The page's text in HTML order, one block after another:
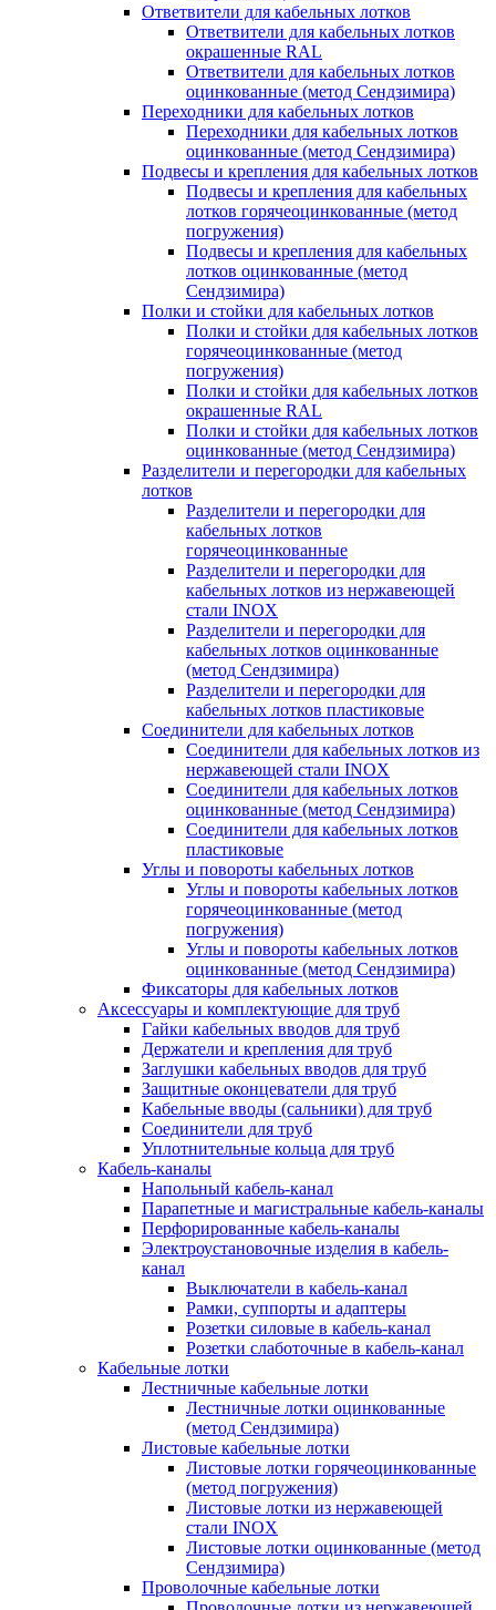
Ответвители для кабельных лотков
Ответвители для кабельных лотков
окрашенные RAL
Ответвители для кабельных лотков
оцинкованные (метод Сендзимира)
Переходники для кабельных лотков
Переходники для кабельных лотков
оцинкованные (метод Сендзимира)
Подвесы и крепления для кабельных лотков
Подвесы и крепления для кабельных
лотков горячеоцинкованные (метод
погружения)
Подвесы и крепления для кабельных
лотков оцинкованные (метод
Сендзимира)
Полки и стойки для кабельных лотков
Полки и стойки для кабельных лотков
горячеоцинкованные (метод
погружения)
Полки и стойки для кабельных лотков
окрашенные RAL
Полки и стойки для кабельных лотков
оцинкованные (метод Сендзимира)
Разделители и перегородки для кабельных
лотков
Разделители и перегородки для
кабельных лотков
горячеоцинкованные
Разделители и перегородки для
кабельных лотков из нержавеющей
стали INOX
Разделители и перегородки для
кабельных лотков оцинкованные
(метод Сендзимира)
Разделители и перегородки для
кабельных лотков пластиковые
Соединители для кабельных лотков
Соединители для кабельных лотков из
нержавеющей стали INOX
Соединители для кабельных лотков
оцинкованные (метод Сендзимира)
Соединители для кабельных лотков
пластиковые
Углы и повороты кабельных лотков
Углы и повороты кабельных лотков
горячеоцинкованные (метод
погружения)
Углы и повороты кабельных лотков
оцинкованные (метод Сендзимира)
Фиксаторы для кабельных лотков
Аксессуары и комплектующие для труб
Гайки кабельных вводов для труб
Держатели и крепления для труб
Заглушки кабельных вводов для труб
Защитные оконцеватели для труб
Кабельные вводы (сальники) для труб
Соединители для труб
Уплотнительные кольца для труб
Кабель-каналы
Напольный кабель-канал
Парапетные и магистральные кабель-каналы
Перфорированные кабель-каналы
Электроустановочные изделия в кабель-
канал
Выключатели в кабель-канал
Рамки, суппорты и адаптеры
Розетки силовые в кабель-канал
Розетки слаботочные в кабель-канал
Кабельные лотки
Лестничные кабельные лотки
Лестничные лотки оцинкованные
(метод Сендзимира)
Листовые кабельные лотки
Листовые лотки горячеоцинкованные
(метод погружения)
Листовые лотки из нержавеющей
стали INOX
Листовые лотки оцинкованные (метод
Сендзимира)
Проволочные кабельные лотки